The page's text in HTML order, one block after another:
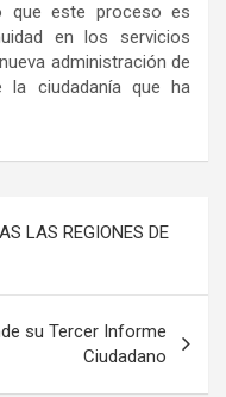
que este proceso es
en los servicios
administración de
la ciudadanía que ha
LAS REGIONES DE
su Tercer Informe
Ciudadano